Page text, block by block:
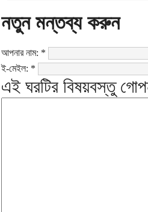
নতুন মন্তব্য করুন
আপনার নাম: *
ই-মেইল: *
এই ঘরটির বিষয়বস্তু